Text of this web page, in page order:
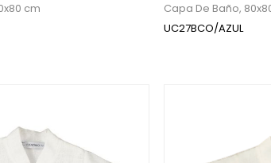
cm
Capa De Baño,
UC27BCO/AZUL